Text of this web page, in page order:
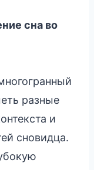
сна во
разные
и
сновидца.